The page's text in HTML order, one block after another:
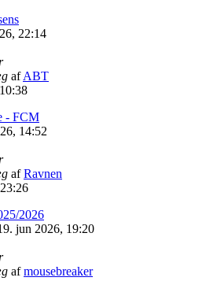
22:14
afABT
- FCM
14:52
afRavnen
2026
jun 2026, 19:20
afmousebreaker